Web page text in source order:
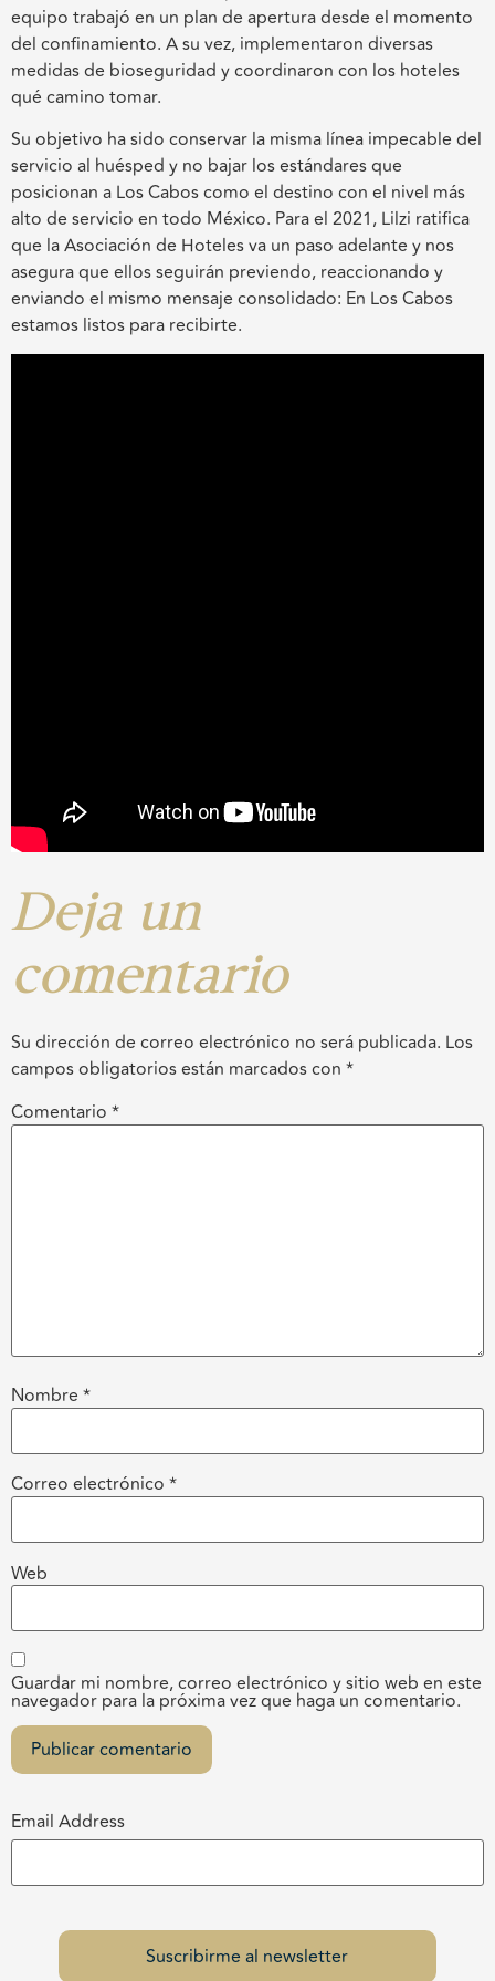
equipo trabajó en un plan de apertura desde el momento
del confinamiento. A su vez, implementaron diversas
medidas de bioseguridad y coordinaron con los hoteles
qué camino tomar.
Su objetivo ha sido conservar la misma línea impecable del
servicio al huésped y no bajar los estándares que
posicionan a Los Cabos como el destino con el nivel más
alto de servicio en todo México. Para el 2021, Lilzi ratifica
que la Asociación de Hoteles va un paso adelante y nos
asegura que ellos seguirán previendo, reaccionando y
enviando el mismo mensaje consolidado: En Los Cabos
estamos listos para recibirte.
Deja un
comentario
Su dirección de correo electrónico no será publicada. Los
campos obligatorios están marcados con *
Comentario *
Nombre *
Correo electrónico *
Web
Guardar mi nombre, correo electrónico y sitio web en este
navegador para la próxima vez que haga un comentario.
Email Address